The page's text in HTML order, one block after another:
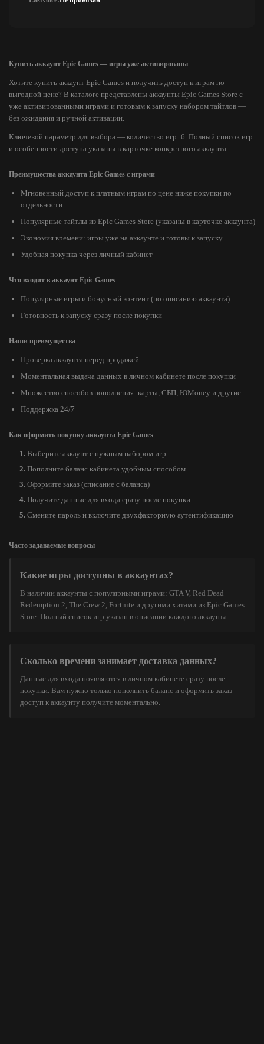
Купить аккаунт Epic Games — игры уже активированы
Хотите купить аккаунт Epic Games и получить доступ к играм по
выгодной цене? В каталоге представлены аккаунты Epic Games Store с
уже активированными играми и готовым к запуску набором тайтлов —
без ожидания и ручной активации.
Ключевой параметр для выбора — количество игр: 6. Полный список игр
и особенности доступа указаны в карточке конкретного аккаунта.
Преимущества аккаунта Epic Games с играми
Мгновенный доступ к платным играм по цене ниже покупки по
отдельности
Популярные тайтлы из Epic Games Store (указаны в карточке аккаунта)
Экономия времени: игры уже на аккаунте и готовы к запуску
Удобная покупка через личный кабинет
Что входит в аккаунт Epic Games
Популярные игры и бонусный контент (по описанию аккаунта)
Готовность к запуску сразу после покупки
Наши преимущества
Проверка аккаунта перед продажей
Моментальная выдача данных в личном кабинете после покупки
Множество способов пополнения: карты, СБП, ЮMoney и другие
Поддержка 24/7
Как оформить покупку аккаунта Epic Games
Выберите аккаунт с нужным набором игр
Пополните баланс кабинета удобным способом
Оформите заказ (списание с баланса)
Получите данные для входа сразу после покупки
Смените пароль и включите двухфакторную аутентификацию
Часто задаваемые вопросы
Какие игры доступны в аккаунтах?
В наличии аккаунты с популярными играми: GTA V, Red Dead
Redemption 2, The Crew 2, Fortnite и другими хитами из Epic Games
Store. Полный список игр указан в описании каждого аккаунта.
Сколько времени занимает доставка данных?
Данные для входа появляются в личном кабинете сразу после
покупки. Вам нужно только пополнить баланс и оформить заказ —
доступ к аккаунту получите моментально.